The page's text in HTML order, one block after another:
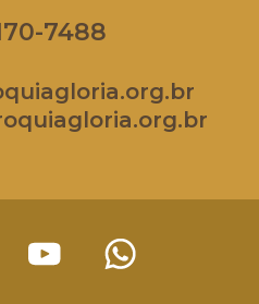
7488